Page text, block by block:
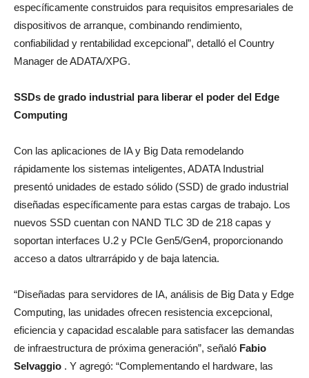
específicamente construidos para requisitos empresariales de
dispositivos de arranque, combinando rendimiento,
confiabilidad y rentabilidad excepcional”, detalló el Country
Manager de ADATA/XPG.
SSDs de grado industrial para liberar el poder del Edge
Computing
Con las aplicaciones de IA y Big Data remodelando
rápidamente los sistemas inteligentes, ADATA Industrial
presentó unidades de estado sólido (SSD) de grado industrial
diseñadas específicamente para estas cargas de trabajo. Los
nuevos SSD cuentan con NAND TLC 3D de 218 capas y
soportan interfaces U.2 y PCIe Gen5/Gen4, proporcionando
acceso a datos ultrarrápido y de baja latencia.
“Diseñadas para servidores de IA, análisis de Big Data y Edge
Computing, las unidades ofrecen resistencia excepcional,
eficiencia y capacidad escalable para satisfacer las demandas
de infraestructura de próxima generación”, señaló Fabio
Selvaggio . Y agregó: “Complementando el hardware, las